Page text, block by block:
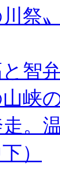
川祭
智
峡
。
）